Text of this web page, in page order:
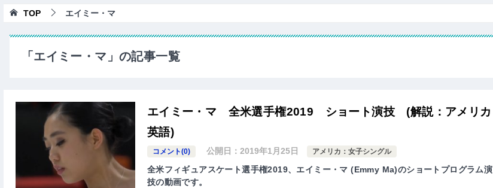
TOP エイミー・マ
「エイミー・マ」の記事一覧
エイミー・マ 全米選手権2019 ショート演技 (解説：アメリカ
英語)
コメント(0) 公開日：2019年1月25日 アメリカ：女子シングル
全米フィギュアスケート選手権2019、エイミー・マ (Emmy Ma)のショートプログラム演
技の動画です。